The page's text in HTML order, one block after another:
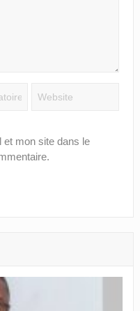
et mon site dans le